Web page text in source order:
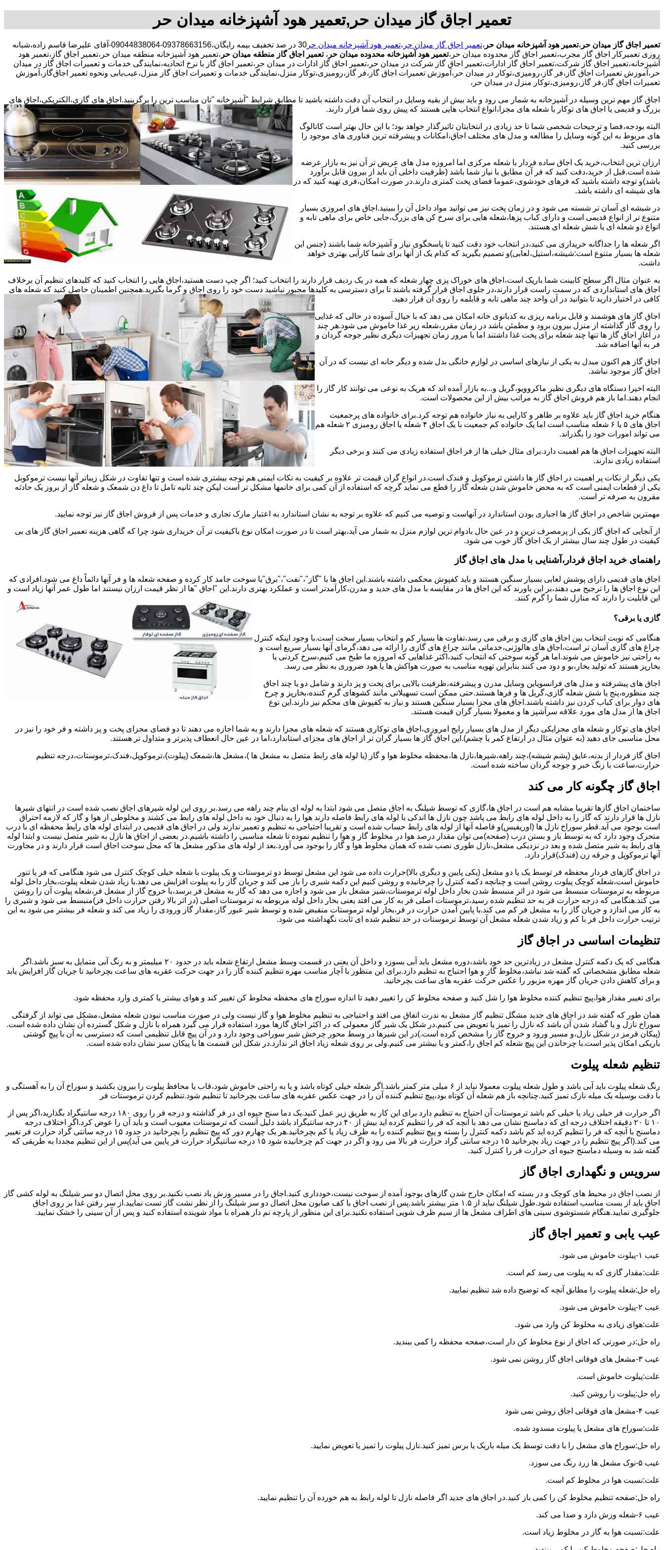
تعمیر اجاق گاز میدان حر,تعمیر هود آشپزخانه میدان حر
تعمیر اجاق گاز میدان حر ،تعمیر هود آشپزخانه میدان حر ،تعمیر اجاق گاز میدان حر ،تعمیر هود آشپزخانه میدان حر
30 در صد تخفیف بیمه رایگان،09378663156-09044838064-آقای علیرضا قاسم زاده،شبانه
روزی تعمیرکار اجاق گاز مجرب،تعمیر اجاق گاز محدوده میدان حر،تعمیر هود آشپزخانه محدوده میدان حر ، تعمیر اجاق گاز منطقه میدان حر ،تعمیر هود آشپزخانه منطقه میدان حر،تعمیر اجاق گاز،تعمیر هود
آشپزخانه،تعمیر اجاق گاز شرکت،تعمیر اجاق گاز ادارات،تعمیر اجاق گاز شرکت در میدان حر،تعمیر اجاق گاز ادارات در میدان حر،تعمیر اجاق گاز با نرخ اتحادیه،نمایندگی خدمات و تعمیرات اجاق گاز در میدان
حر،آموزش تعمیرات اجاق گاز،فر گاز،رومیزی،توکار در میدان حر،آموزش تعمیرات اجاق گاز،فر گاز،رومیزی،توکار منزل،نمایندگی خدمات و تعمیرات اجاق گاز منزل،عیب‌یابی ونحوه تعمیر اجاق‌گاز،آموزش
تعمیرات اجاق گاز،فر گاز،رومیزی،توکار منزل در میدان حر،
اجاق گاز مهم ترین وسیله در آشپزخانه به شمار می رود و باید بیش از بقیه وسایل در انتخاب آن دقت داشته باشید تا مطابق شرایط "آشپزخانه "تان مناسب ترین را برگزینید.اجاق های گازی،الکتریکی،اجاق های
بزرگ و قدیمی یا اجاق های توکار با شعله های مجزا،انواع انتخاب هایی هستند که پیش روی شما قرار دارند.
البته بودجه،فضا و ترجیحات شخصی شما تا حد زیادی در انتخابتان تاثیرگذار خواهد بود؛ با این حال بهتر است کاتالوگ
های مربوط به این گونه وسایل را مطالعه و مدل های مختلف اجاق،امکانات و پیشرفته ترین فناوری های موجود را
بررسی کنید.
ارزان ترین انتخاب،خرید یک اجاق ساده فردار با شعله مرکزی اما امروزه مدل های عریض تر آن نیز به بازار عرضه
شده است.قبل از خرید،دقت کنید که فر آن مطابق با نیاز شما باشد (ظرفیت داخلی آن باید از بیرون قابل برآورد
باشد)و توجه داشته باشید که فرهای خودشوی،عموما فضای پخت کمتری دارند.در صورت امکان،فری تهیه کنید که در
های شیشه ای داشته باشد.
در شیشه ای آسان تر شسته می شود و در زمان پخت نیز می توانید مواد داخل آن را ببینید.اجاق های امروزی بسیار
متنوع تر از انواع قدیمی است و دارای کباب پزها،شعله هایی برای سرخ کن های بزرگ،جایی خاص برای ماهی تابه و
انواع دو شعله ای یا شش شعله ای هستند.
اگر شعله ها را جداگانه خریداری می کنید،در انتخاب خود دقت کنید تا پاسخگوی نیاز و آشپزخانه شما باشند (جنس این
شعله ها بسیار متنوع است:شیشه،استیل،لعابی)و تصمیم بگیرید که کدام یک از آنها برای شما کارآیی بهتری خواهد
داشت.
به عنوان مثال اگر سطح کابینت شما باریک است،اجاق های خوراک پزی چهار شعله که همه در یک ردیف قرار دارند را انتخاب کنید؛ اگر چپ دست هستید،اجاق هایی را انتخاب کنید که کلیدهای تنظیم آن برخلاف
اجاق های استانداردی که در سمت راست قرار دارند،در جلوی اجاق قرار گرفته باشند تا برای دسترسی به کلیدها مجبور نباشید دست خود را روی اجاق و گرما بگیرید.همچنین اطمینان حاصل کنید که شعله های
کافی در اختیار دارید تا بتوانید در آن واحد چند ماهی تابه و قابلمه را روی آن قرار دهید.
اجاق گاز های هوشمند و قابل برنامه ریزی به کدبانوی خانه امکان می دهد که با خیال آسوده در حالی که غذایی
را روی گاز گذاشته از منزل بیرون برود و مطمئن باشد در زمان مقرر،شعله زیر غذا خاموش می شود.هر چند
در آغاز اجاق گاز ها تنها چند شعله برای پخت غذا داشتند اما با مرور زمان تجهیزات دیگری نظیر جوجه گردان و
فر به آنها اضافه شد.
اجاق گاز هم اکنون مبدل به یکی از نیازهای اساسی در لوازم خانگی بدل شده و دیگر خانه ای نیست که در آن
اجاق گاز موجود نباشد.
البته اخیرا دستگاه های دیگری نظیر ماکروویو،گریل و...به بازار آمده اند که هریک به نوعی می توانند کار گاز را
انجام دهند.اما باز هم فروش اجاق گاز به مراتب بیش از این محصولات است.
هنگام خرید اجاق گاز باید علاوه بر ظاهر و کارایی به نیاز خانواده هم توجه کرد.برای خانواده های پرجمعیت
اجاق های ۵ یا ۶ شعله مناسب است اما یک خانواده کم جمعیت با یک اجاق ۴ شعله یا اجاق رومیزی ۲ شعله هم
می تواند امورات خود را بگذراند.
البته تجهیزات اجاق ها هم اهمیت دارد.برای مثال خیلی ها از فر اجاق استفاده زیادی می کنند و برخی دیگر
استفاده زیادی ندارند.
یکی دیگر از نکات پر اهمیت در اجاق گاز ها داشتن ترموکوبل و فندک است.در انواع گران قیمت تر علاوه بر کیفیت به نکات ایمنی هم توجه بیشتری شده است و تنها تفاوت در شکل زیباتر آنها نیست ترموکوبل
یکی از قطعات ایمنی است که به محض خاموش شدن شعله گاز را قطع می نماید گرچه که استفاده از آن کمی برای خانمها مشکل تر است لیکن چند ثانیه تامل تا داغ دن شمعک و شعله گاز از بروز یک حادثه
مقرون به صرفه تر است.
مهمترین شاخص در اجاق گاز ها اجباری بودن استاندارد در آنهاست و توصیه می کنیم که علاوه بر توجه به نشان استاندارد به اعتبار مارک تجاری و خدمات پس از فروش اجاق گاز نیز توجه نمایید.
از آنجایی که اجاق گاز یکی از پرمصرف ترین و در عین حال بادوام ترین لوازم منزل به شمار می آید،بهتر است تا در صورت امکان نوع باکیفیت تر آن خریداری شود چرا که گاهی هزینه تعمیر اجاق گاز های بی
کیفیت در طول چند سال بیشتر از یک اجاق گاز خوب می شود.
راهنمای خرید اجاق فردار،آشنایی با مدل های اجاق گاز
اجاق های قدیمی دارای پوشش لعابی بسیار سنگین هستند و باید کفپوش محکمی داشته باشند.این اجاق ها با "گاز"،"نفت"،"برق"یا سوخت جامد کار کرده و صفحه شعله ها و فر آنها دائماً داغ می شود.افرادی که
این نوع اجاق ها را ترجیح می دهند،بر این باورند که این اجاق ها در مقایسه با مدل های جدید و مدرن،کارآمدتر است و عملکرد بهتری دارند.این "اجاق "ها از نظر قیمت ارزان نیستند اما طول عمر آنها زیاد است و
این قابلیت را دارند که منازل شما را گرم کنند.
گازی یا برقی؟
هنگامی که نوبت انتخاب بین اجاق های گازی و برقی می رسد،تفاوت ها بسیار کم و انتخاب بسیار سخت است.با وجود اینکه کنترل
چراغ های گازی آسان تر است،اجاق های هالوژنی،خدماتی مانند چراغ های گازی را ارائه می دهد،گرمای آنها بسیار سریع است و
به راحتی نیز خاموش می شوند.اما هر گونه سوختی که انتخاب کنید،اکثر غذاهایی که امروزه ما طبخ می کنیم،سرخ کردنی یا
بخارپز هستند که تولید بخار،بو و دود می کنند بنابراین تهویه مناسب به صورت هواکش ها یا هود ضروری به نظر می رسد.
اجاق های پیشرفته و مدل های فرانسویاین وسایل مدرن و پیشرفته،ظرفیت بالایی برای پخت و پز دارند و شامل دو یا چند اجاق
چند منظوره،پنج یا شش شعله گازی،گریل ها و فرها هستند.حتی ممکن است تسهیلاتی مانند کشوهای گرم کننده،بخارپز و چرخ
های دوار برای کباب کردن نیز داشته باشند.اجاق های مجزا بسیار سنگین هستند و نیاز به کفپوش های محکم نیز دارند.این نوع
اجاق ها از مدل های مورد علاقه سرآشپز ها و معمولا بسیار گران قیمت هستند.
اجاق های توکار و شعله های مجزایکی دیگر از مدل های بسیار رایج امروزی،اجاق های توکاری هستند که شعله های مجزا دارند و به شما اجازه می دهند تا دو فضای مجزای پخت و پز داشته و فر خود را نیز در
محل مناسبی جای دهید (به عنوان مثال در ارتفاع کمر یا چشم).این اجاق گاز ها بسیار گران تر از اجاق های مجزای استاندارد،اما در عین حال انعطاف پذیرتر و متداول تر هستند.
اجاق گاز فردار از بدنه،عایق (پشم شیشه)،چند راهه،شیرها،نازل ها،محفظه مخلوط هوا و گاز (یا لوله های رابط متصل به مشعل ها )،مشعل ها،شمعک (پیلوت)،ترموکوپل،فندک،ترموستات،درجه تنظیم
حرارت،ساعت با زنگ خبر و جوجه گردان ساخته شده است.
اجاق گاز چگونه کار می کند
ساختمان اجاق گازها تقریبا مشابه هم است در اجاق ها،گازی که توسط شیلنگ به اجاق متصل می شود ابتدا به لوله ای بنام چند راهه می رسد.بر روی این لوله شیرهای اجاق نصب شده است در انتهای شیرها
نازل ها قرار دارند که گاز را به داخل لوله های رابط می پاشد چون نازل ها اندکی با لوله های رابط فاصله دارند هوا را به دنبال خود به داخل لوله های رابط می کشند و مخلوطی از هوا و گاز که لازمه احتراق
است بوجود می آید.قطر سوراخ نازل ها (اوریفیس)و فاصله آنها از لوله های رابط حساب شده است و تقریبا احتیاجی به تنظیم و تعمیر ندارند ولی در اجاق های قدیمی در ابتدای لوله های رابط محفظه ای با درب
متحرک وجود دارد که به توسط باز و بستن درب (صفحه)می توان مقدار درصد هوا در مخلوط گاز و هوا را تنظیم نموده تا شعله مناسبی را داشته باشیم.در بعضی از اجاق ها نازل به شیر متصل نیست و ابتدا لوله
های رابط به شیر متصل شده و بعد در نزدیکی مشعل،نازل طوری نصب شده که همان مخلوط هوا و گاز را بوجود می آورد.بعد از لوله های مذکور مشعل ها که محل سوخت اجاق است قرار دارند و در مجاورت
آنها ترموکوپل و جرقه زن (فندک)قرار دارد.
در اجاق گازهای فردار محفظه فر توسط یک یا دو مشعل (یکی پایین و دیگری بالا)حرارت داده می شود این مشعل توسط دو ترموستات و یک پیلوت با شعله خیلی کوچک کنترل می شود هنگامی که فر یا تنور
خاموش است،شعله کوچک پیلوت روشن است و چنانچه دکمه کنترل را چرخانیده و روشن کنیم این دکمه شیری را باز می کند و جریان گاز را به پیلوت افزایش می دهد.با زیاد شدن شعله پیلوت،بخار داخل لوله
مربوطه به ترموستات منبسط می شود در اثر منبسط شدن بخار داخل لوله ترموستات،شیر مشعل باز می شود و اجازه می دهد که گاز به مشعل فر برسد،با خروج گاز از مشعل فر،شعله پیلوت آن را روشن
می کند.هنگامی که درجه حرارت فر به حد تنظیم شده رسید،ترموستات اصلی فر به کار می افتد یعنی بخار داخل لوله مربوطه به ترموستات اصلی (در اثر بالا رفتن حرارت داخل فر)منبسط می شود و شیری را
به کار می اندازد و جریان گاز را به مشعل فر کم می کند.با پایین آمدن حرارت در فر،بخار لوله ترموستات منقبض شده و توسط شیر عبور گاز،مقدار گاز ورودی را زیاد می کند و شعله فر بیشتر می شود به این
ترتیب حرارت داخل فر با کم و زیاد شدن شعله مشعل آن توسط ترموستات در حد تنظیم شده ای ثابت نگهداشته می شود.
تنظیمات اساسی در اجاق گاز
هنگامی که یک دکمه کنترل مشعل در زیادترین حد خود باشد،دوره مشعل باید آبی بسوزد و داخل آن یعنی در قسمت وسط مشعل ارتفاع شعله باید در حدود ۲۰ میلیمتر و به رنگ آبی متمایل به سبز باشد.اگر
شعله مطابق مشخصاتی که گفته شد نباشد،مخلوط گاز و هوا احتیاج به تنظیم دارد.برای این منظور با آچار مناسب مهره تنظیم کننده گاز را در جهت حرکت عقربه های ساعت بچرخانید تا جریان گاز افزایش یابد
و برای کاهش دادن جریان گاز مهره مزبور را عکس حرکت عقربه های ساعت بچرخانید.
برای تغییر مقدار هوا،پیچ تنظیم کننده مخلوط هوا را شل کنید و صفحه مخلوط کن را تغییر دهید تا اندازه سوراخ های محفظه مخلوط کن تغییر کند و هوای بیشتر یا کمتری وارد محفظه شود.
همان طور که گفته شد در اجاق های جدید مشگل تنظیم گاز مشعل به ندرت اتفاق می افتد و احتیاجی به تنظیم مخلوط هوا و گاز نیست ولی در صورت مناسب نبودن شعله مشعل،مشکل می تواند از گرفتگی
سوراخ نازل و یا گشاد شدن آن باشد که نازل را تمیز یا تعویض می کنیم.در شکل یک شیر گاز معمولی که در اکثر اجاق گازها مورد استفاده قرار می گیرد همراه با نازل و شکل گسترده آن نشان داده شده است.
(پیکان قرمز در شکل نازل،و مسیر ورود و خروج گاز را مشخص کرده است.)در این شیرها در وسط محور چرخش شیر سوراخی وجود دارد و در آن پیچ قابل تنظیمی است که دسترسی به آن با پیچ گوشتی
باریکی امکان پذیر است.با چرخاندن این پیچ شعله کم اجاق را،کمتر و یا بیشتر می کنیم.ولی بر روی شعله زیاد اجاق اثر ندارد.در شکل این قسمت ها با پیکان سبز نشان داده شده است.
تنظیم شعله پیلوت
رنگ شعله پیلوت باید آبی باشد و طول شعله پیلوت معمولا نباید از ۶ میلی متر کمتر باشد.اگر شعله خیلی کوتاه باشد و یا به راحتی خاموش شود،قاب یا محافظ پیلوت را بیرون بکشید و سوراخ آن را به آهستگی و
با دقت بوسیله یک میله نازک تمیز کنید.چنانچه باز هم شعله آن کوتاه بود،پیچ تنظیم کننده آن را در جهت عکس عقربه های ساعت بچرخانید تا تنظیم شود.تنظیم کردن ترموستات فر
اگر حرارت فر خیلی زیاد یا خیلی کم باشد ترموستات آن احتیاج به تنظیم دارد برای این کار به طریق زیر عمل کنید.یک دما سنج جیوه ای در فر گذاشته و درجه فر را روی ۱۸۰ درجه سانتیگراد بگذارید،اگر پس از
۱۰ تا ۲۰ دقیقه اختلاف درجه ای که دماسنج نشان می دهد با آنچه که فر را تنظیم کرده اید بیش از ۴۰ درجه سانتیگراد باشد دلیل آنست که ترموستات معیوب است و باید آن را عوض کرد.اگر اختلاف درجه
دماسنج با آنچه که فر را تنظیم کرده اید کم باشد دکمه کنترل را بسته و پیچ تنظیم کننده را به طرف زیاد یا کم بچرخانید.هر یک چهارم دور که پیچ تنظیم را بچرخانید در حدود ۱۵ درجه سانتی گراد حرارت فر تغییر
می کند.(اگر پیچ تنظیم را در جهت زیاد بچرخانید ۱۵ درجه سانتی گراد حرارت فر بالا می رود و اگر در جهت کم چرخانیده شود ۱۵ درجه سانتیگراد حرارت فر پایین می آید)پس از این تنظیم مجددا به طریقی که
گفته شد به وسیله دماسنج جیوه ای حرارت فر را کنترل کنید.
سرویس و نگهداری اجاق گاز
از نصب اجاق در محیط های کوچک و در بسته که امکان خارج شدن گازهای بوجود آمده از سوخت نیست،خودداری کنید.اجاق را در مسیر وزش باد نصب نکنید.بر روی محل اتصال دو سر شیلنگ به لوله کشی گاز
اجاق باید از بست مناسب استفاده شود.طول شیلنگ نباید از ۱.۵ متر بیشتر باشد.پس از نصب اجاق با کف صابون محل اتصال دو سر شیلنگ را از نظر نشت گاز تست نمایید.از سر رفتن غذا بر روی اجاق
جلوگیری نمایید.هنگام شستوشوی سینی های اطراف مشعل ها از سیم ظرف شویی استفاده نکنید.برای این منظور از پارچه نم دار همراه با مواد شوینده استفاده کنید و پس از آن سینی را خشک نمایید.
عیب یابی و تعمیر اجاق گاز
عیب ۱-پیلوت خاموش می شود.
علت:مقدار گازی که به پیلوت می رسد کم است.
راه حل:شعله پیلوت را مطابق آنچه که توضیح داده شد تنظیم نمایید.
عیب ۲-پیلوت خاموش می شود.
علت:هوای زیادی به مخلوط کن وارد می شود.
راه حل:در صورتی که اجاق از نوع مخلوط کن دار است،صفحه محفظه را کمی ببندید.
عیب ۳-مشعل های فوقانی اجاق گاز روشن نمی شود.
علت:پیلوت خاموش است.
راه حل:پیلوت را روشن کنید.
عیب ۴-مشعل های فوقانی اجاق روشن نمی شود
علت:سوراخ های مشعل یا پیلوت مسدود شده.
راه حل:سوراخ های مشعل را با دقت توسط یک میله باریک یا برس تمیز کنید.نازل پیلوت را تمیز یا تعویض نمایید.
عیب ۵-نوک مشعل ها زرد رنگ می سوزد.
علت:نسبت هوا در مخلوط کم است.
راه حل:صفحه تنظیم مخلوط کن را کمی باز کنید.در اجاق های جدید اگر فاصله نازل تا لوله رابط به هم خورده آن را تنظیم نمایید.
عیب ۶-شعله وزش دارد و صدا می کند.
علت:نسبت هوا به گاز در مخلوط زیاد است.